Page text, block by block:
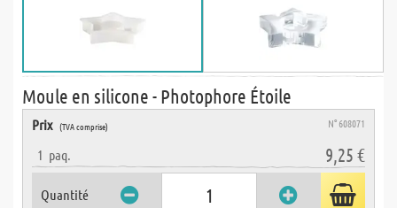
Moule en silicone - Photophore Étoile
Prix (TVA comprise) N° 608071
1 paq. 9,25 €
Quantité